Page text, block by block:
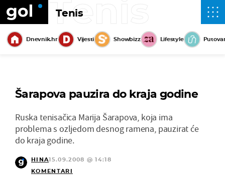
Tenis
Tenis
Dnevnik.hr Vijesti Showbizz Lifestyle
Šarapova pauzira do kraja godine
Ruska tenisačica Marija Šarapova, koja ima
problema s ozljedom desnog ramena, pauzirat će
do kraja godine.
HINA15.09.2008 @ 14:18
KOMENTARI